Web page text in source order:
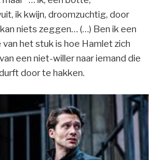
ik kwijn, droomzuchtig, door
niets zeggen… (…) Ben ik een
het stuk is hoe Hamlet zich
een niet-willer naar iemand die
door te hakken.